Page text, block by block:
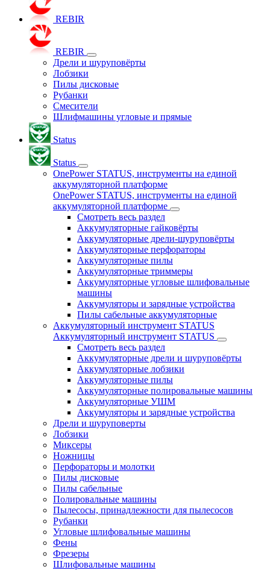
REBIR
REBIR
Дрели и шуруповёрты
Лобзики
Пилы дисковые
Рубанки
Смесители
Шлифмашины угловые и прямые
Status
Status
OnePower STATUS, инструменты на единой
аккумуляторной платформе
OnePower STATUS, инструменты на единой
аккумуляторной платформе
Смотреть весь раздел
Аккумуляторные гайковёрты
Аккумуляторные дрели-шуруповёрты
Аккумуляторные перфораторы
Аккумуляторные пилы
Аккумуляторные триммеры
Аккумуляторные угловые шлифовальные
машины
Аккумуляторы и зарядные устройства
Пилы сабельные аккумуляторные
Аккумуляторный инструмент STATUS
Аккумуляторный инструмент STATUS
Смотреть весь раздел
Аккумуляторные дрели и шуруповёрты
Аккумуляторные лобзики
Аккумуляторные пилы
Аккумуляторные полировальные машины
Аккумуляторные УШМ
Аккумуляторы и зарядные устройства
Дрели и шуруповерты
Лобзики
Миксеры
Ножницы
Перфораторы и молотки
Пилы дисковые
Пилы сабельные
Полировальные машины
Пылесосы, принадлежности для пылесосов
Рубанки
Угловые шлифовальные машины
Фены
Фрезеры
Шлифовальные машины